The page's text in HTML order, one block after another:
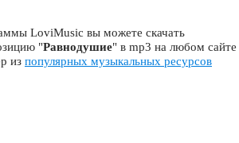
LoviMusic вы можете скачать
"Равнодушие" в mp3 на любом сайте
из популярных музыкальных ресурсов